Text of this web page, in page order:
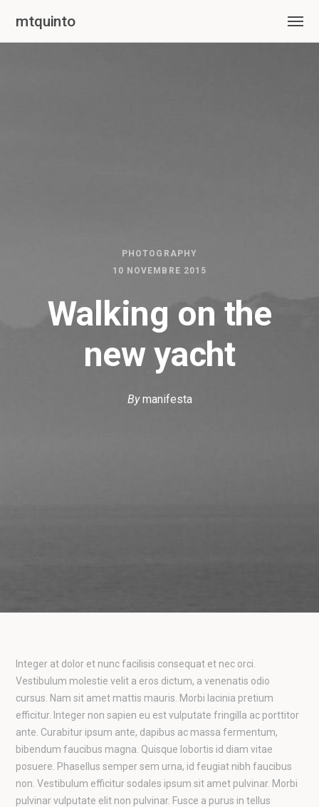
mtquinto
PHOTOGRAPHY
10 NOVEMBRE 2015
Walking on the
new yacht
Bymanifesta
Integer at dolor et nunc facilisis consequat et nec orci.
Vestibulum molestie velit a eros dictum, a venenatis odio
cursus. Nam sit amet mattis mauris. Morbi lacinia pretium
efficitur. Integer non sapien eu est vulputate fringilla ac porttitor
ante. Curabitur ipsum ante, dapibus ac massa fermentum,
bibendum faucibus magna. Quisque lobortis id diam vitae
posuere. Phasellus semper sem urna, id feugiat nibh faucibus
non. Vestibulum efficitur sodales ipsum sit amet pulvinar. Morbi
pulvinar vulputate elit non pulvinar. Fusce a purus in tellus